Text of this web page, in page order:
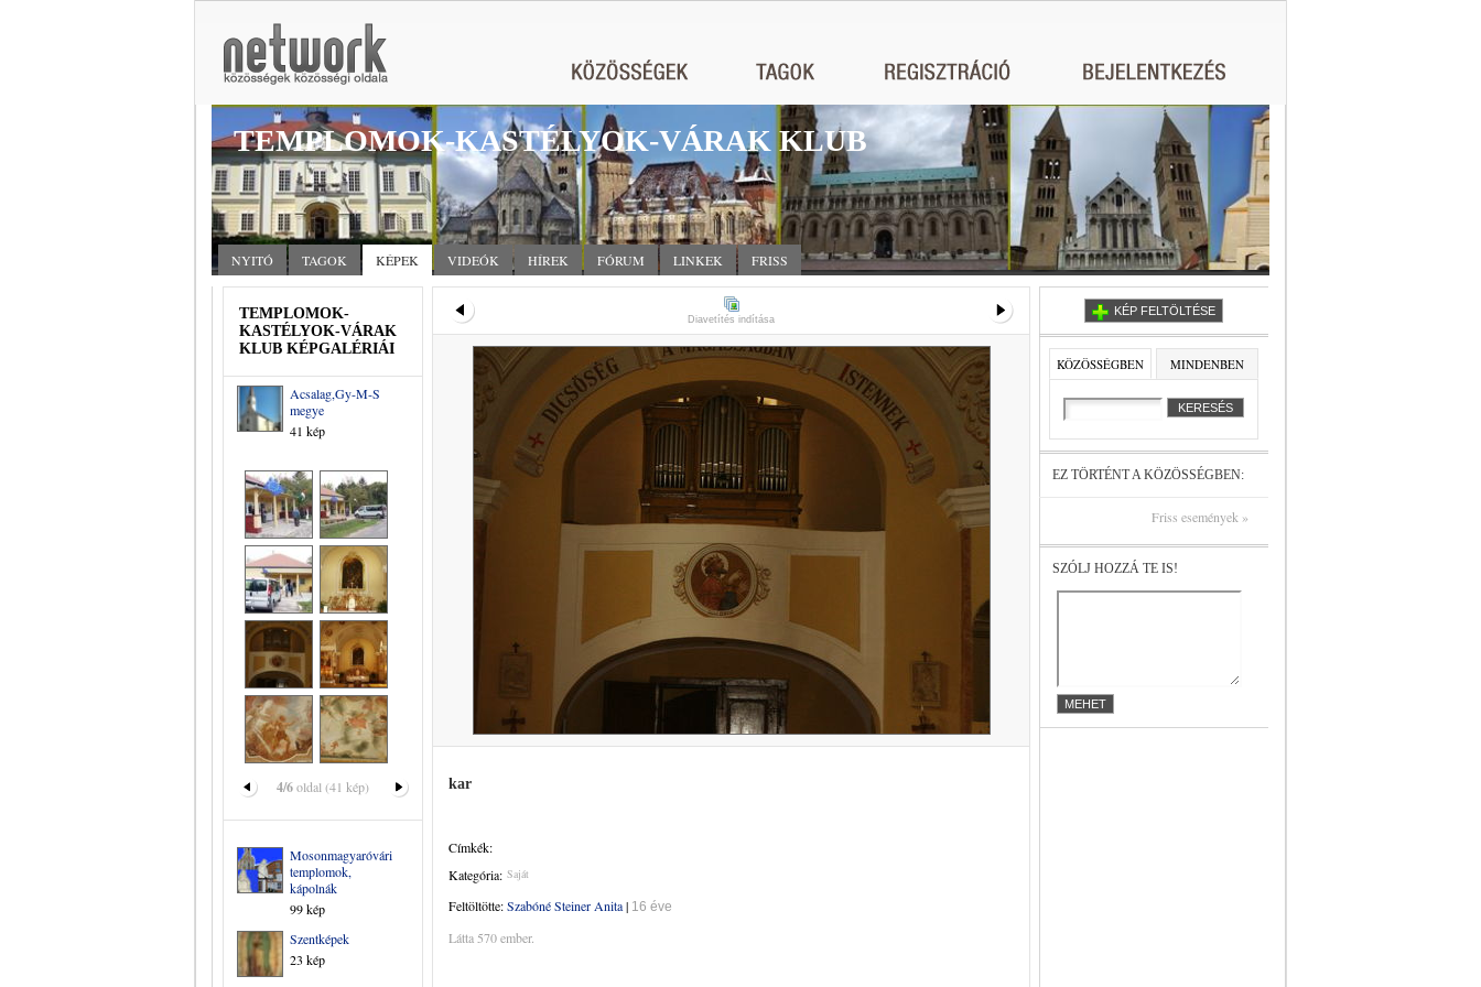
TEMPLOMOK-KASTÉLYOK-VÁRAK KLUB
NYITÓ TAGOK KÉPEK VIDEÓK HÍREK FÓRUM LINKEK FRISS
TEMPLOMOK-
KASTÉLYOK-VÁRAK
KLUB KÉPGALÉRIÁI
Acsalag,Gy-M-S
megye
41 kép
4/6oldal (41 kép)
Mosonmagyaróvári
templomok,
kápolnák
99 kép
Szentképek
23 kép
Diavetítés indítása
kar
Címkék:
Kategória: Saját
Feltöltötte:Szabóné Steiner Anita| 16 éve
Látta 570 ember.
KÉP FELTÖLTÉSE
KÖZÖSSÉGBEN MINDENBEN
EZ TÖRTÉNT A KÖZÖSSÉGBEN:
Friss események »
SZÓLJ HOZZÁ TE IS!